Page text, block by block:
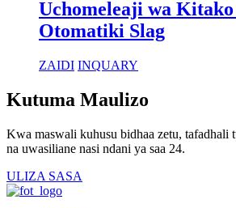
Uchomeleaji wa
Otomatiki Slag
ZAIDI INQUARY
Kutuma Maulizo
Kwa maswali kuhusu bidhaa zetu, tafadhali
na uwasiliane nasi ndani ya saa 24.
ULIZA SASA